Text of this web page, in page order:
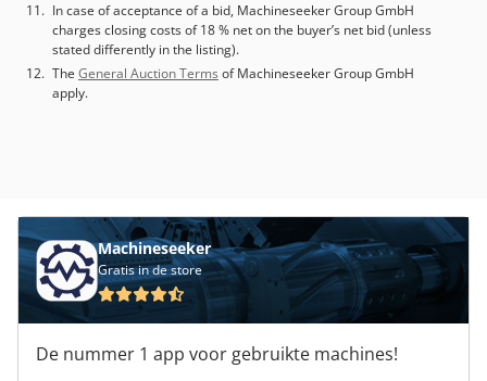
In case of acceptance of a bid, Machineseeker Group GmbH
charges closing costs of 18 % net on the buyer’s net bid (unless
stated differently in the listing).
The General Auction Terms of Machineseeker Group GmbH
apply.
Machineseeker
Gratis in de store
De nummer 1 app voor gebruikte machines!